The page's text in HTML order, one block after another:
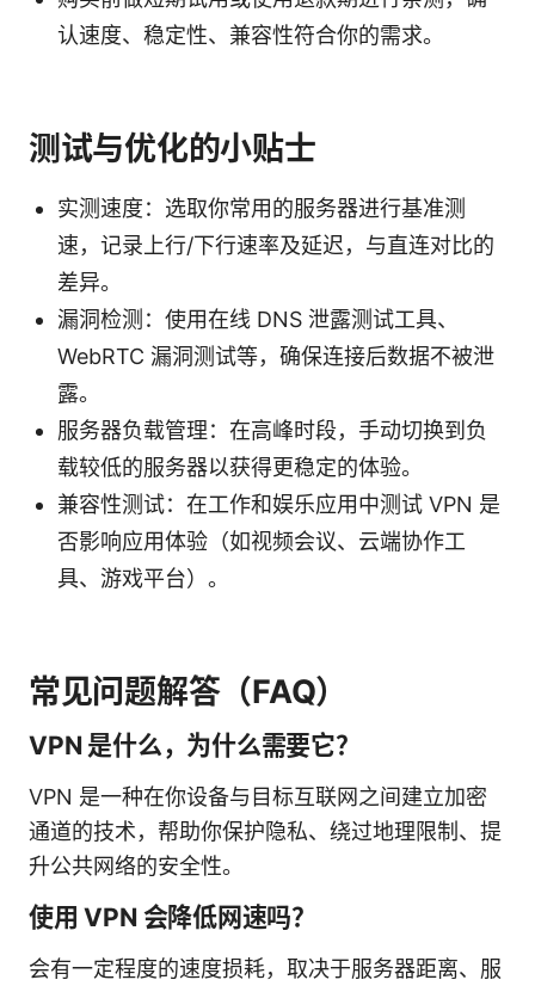
认速度、稳定性、兼容性符合你的需求。
测试与优化的小贴士
实测速度：选取你常用的服务器进行基准测
速，记录上行/下行速率及延迟，与直连对比的
差异。
漏洞检测：使用在线 DNS 泄露测试工具、
WebRTC 漏洞测试等，确保连接后数据不被泄
露。
服务器负载管理：在高峰时段，手动切换到负
载较低的服务器以获得更稳定的体验。
兼容性测试：在工作和娱乐应用中测试 VPN 是
否影响应用体验（如视频会议、云端协作工
具、游戏平台）。
常见问题解答（FAQ）
VPN 是什么，为什么需要它？
VPN 是一种在你设备与目标互联网之间建立加密
通道的技术，帮助你保护隐私、绕过地理限制、提
升公共网络的安全性。
使用 VPN 会降低网速吗？
会有一定程度的速度损耗，取决于服务器距离、服